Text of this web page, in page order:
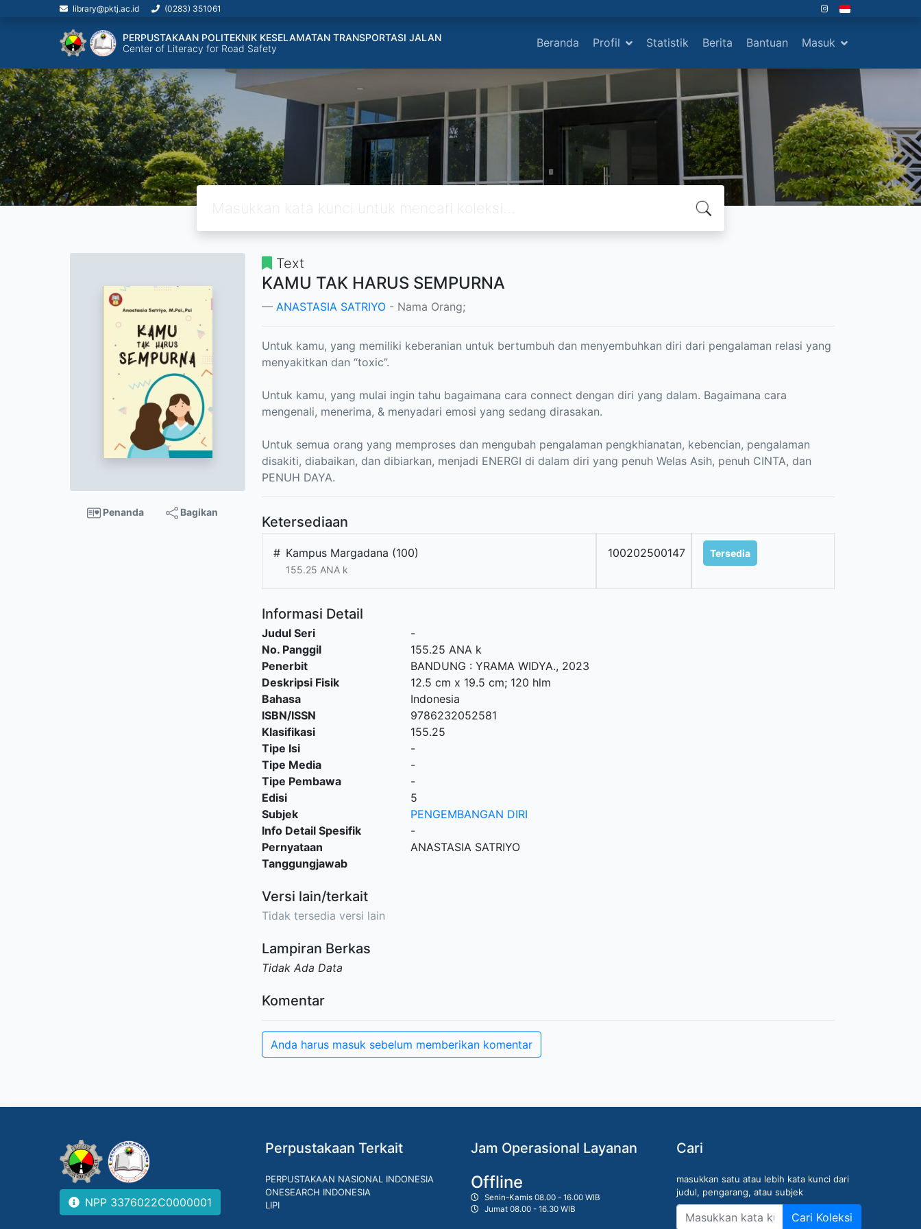
library@pktj.ac.id (0283) 351061
PERPUSTAKAAN POLITEKNIK KESELAMATAN TRANSPORTASI JALAN
Center of Literacy for Road Safety
Beranda Profil Statistik Berita Bantuan Masuk
Penanda Bagikan
Text
KAMU TAK HARUS SEMPURNA
ANASTASIA SATRIYO - Nama Orang;
Untuk kamu, yang memiliki keberanian untuk bertumbuh dan menyembuhkan diri dari pengalaman relasi yang
menyakitkan dan “toxic”.
Untuk kamu, yang mulai ingin tahu bagaimana cara connect dengan diri yang dalam. Bagaimana cara
mengenali, menerima, & menyadari emosi yang sedang dirasakan.
Untuk semua orang yang memproses dan mengubah pengalaman pengkhianatan, kebencian, pengalaman
disakiti, diabaikan, dan dibiarkan, menjadi ENERGI di dalam diri yang penuh Welas Asih, penuh CINTA, dan
PENUH DAYA.
Ketersediaan
# Kampus Margadana (100)
155.25 ANA k
100202500147 Tersedia
Informasi Detail
Judul Seri
-
No. Panggil
155.25 ANA k
Penerbit
BANDUNG : YRAMA WIDYA., 2023
Deskripsi Fisik
12.5 cm x 19.5 cm; 120 hlm
Bahasa
Indonesia
ISBN/ISSN
9786232052581
Klasifikasi
155.25
Tipe Isi
-
Tipe Media
-
Tipe Pembawa
-
Edisi
5
Subjek
PENGEMBANGAN DIRI
Info Detail Spesifik
-
Pernyataan
Tanggungjawab
ANASTASIA SATRIYO
Versi lain/terkait
Tidak tersedia versi lain
Lampiran Berkas
Tidak Ada Data
Komentar
Anda harus masuk sebelum memberikan komentar
NPP 3376022C0000001
Perpustakaan Terkait
PERPUSTAKAAN NASIONAL INDONESIA
ONESEARCH INDONESIA
LIPI
Jam Operasional Layanan
Offline
Senin-Kamis 08.00 - 16.00 WIB
Jumat 08.00 - 16.30 WIB
Cari
masukkan satu atau lebih kata kunci dari
judul, pengarang, atau subjek
Cari Koleksi